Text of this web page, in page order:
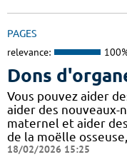
PAGES
relevance:
Dons
Vous pouvez aider
aider des nouveaux-
maternel et aider
de la moëlle
18/02/2026 15:25